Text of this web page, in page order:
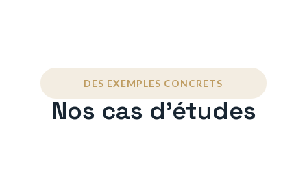
DES EXEMPLES CONCRETS
Nos cas d'études